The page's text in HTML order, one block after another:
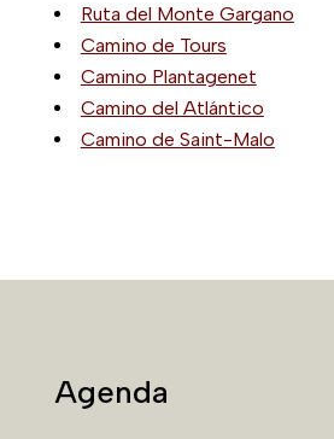
Ruta del Monte Gargano
Camino de Tours
Camino Plantagenet
Camino del Atlántico
Camino de Saint-Malo
Agenda